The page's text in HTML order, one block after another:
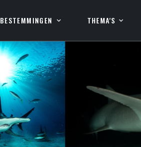
BESTEMMINGEN THEMA'S